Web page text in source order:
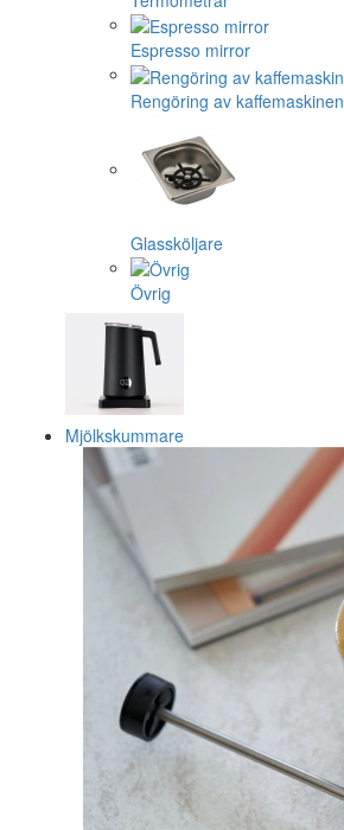
Espresso mirror
Rengöring av kaffemaskinen
Glassköljare
Övrig
Mjölkskummare